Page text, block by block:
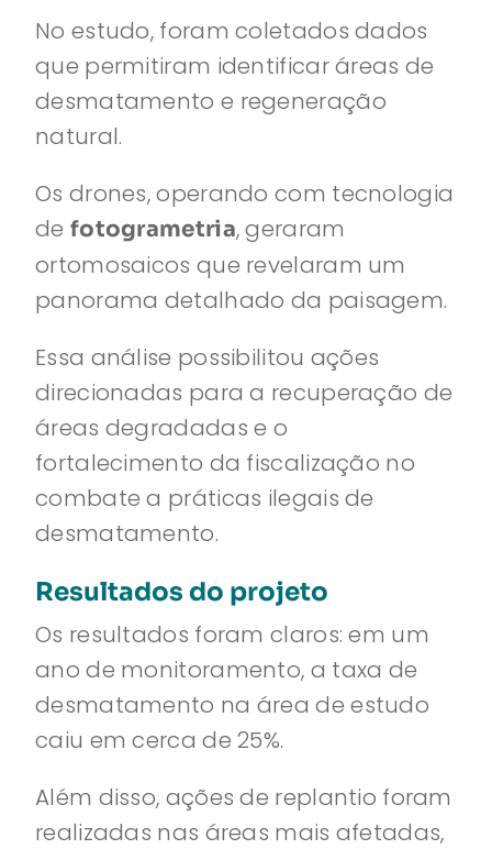
No estudo, foram coletados dados
que permitiram identificar áreas de
desmatamento e regeneração
natural.
Os drones, operando com tecnologia
de fotogrametria, geraram
ortomosaicos que revelaram um
panorama detalhado da paisagem.
Essa análise possibilitou ações
direcionadas para a recuperação de
áreas degradadas e o
fortalecimento da fiscalização no
combate a práticas ilegais de
desmatamento.
Resultados do projeto
Os resultados foram claros: em um
ano de monitoramento, a taxa de
desmatamento na área de estudo
caiu em cerca de 25%.
Além disso, ações de replantio foram
realizadas nas áreas mais afetadas,